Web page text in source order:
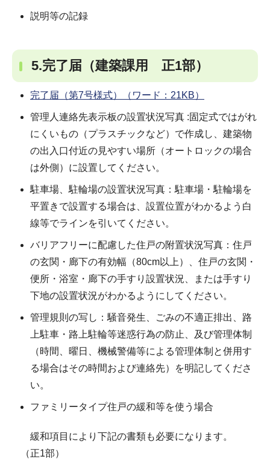
説明等の記録
5.完了届（建築課用 正1部）
完了届（第7号様式）（ワード：21KB）
管理人連絡先表示板の設置状況写真 :固定式ではがれ
にくいもの（プラスチックなど）で作成し、建築物
の出入口付近の見やすい場所（オートロックの場合
は外側）に設置してください。
駐車場、駐輪場の設置状況写真：駐車場・駐輪場を
平置きで設置する場合は、設置位置がわかるよう白
線等でラインを引いてください。
バリアフリーに配慮した住戸の附置状況写真：住戸
の玄関・廊下の有効幅（80cm以上）、住戸の玄関・
便所・浴室・廊下の手すり設置状況、または手すり
下地の設置状況がわかるようにしてください。
管理規則の写し：騒音発生、ごみの不適正排出、路
上駐車・路上駐輪等迷惑行為の防止、及び管理体制
（時間、曜日、機械警備等による管理体制と併用す
る場合はその時間および連絡先）を明記してくださ
い。
ファミリータイプ住戸の緩和等を使う場合
緩和項目により下記の書類も必要になります。
（正1部）